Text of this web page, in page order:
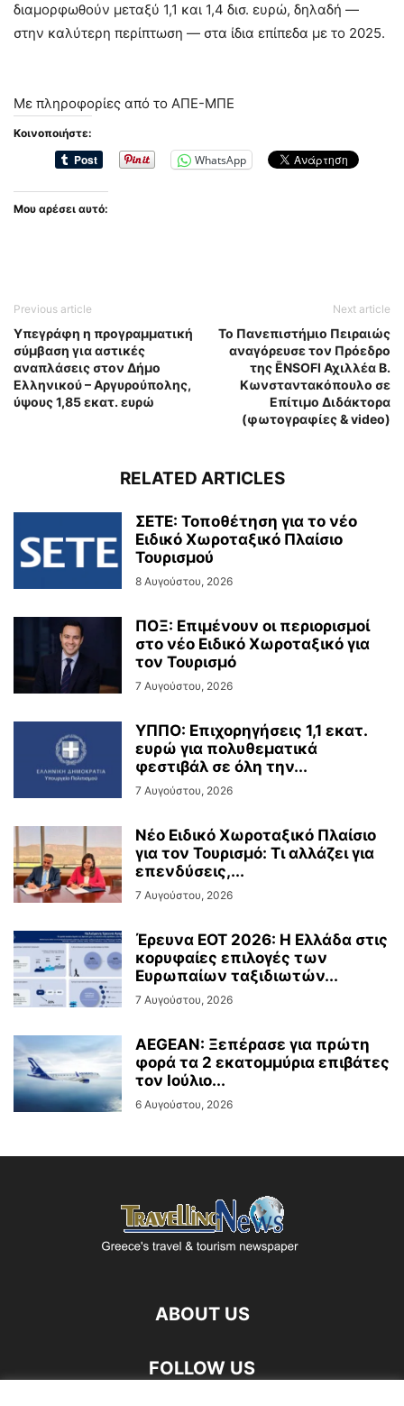
διαμορφωθούν μεταξύ 1,1 και 1,4 δισ. ευρώ, δηλαδή —
στην καλύτερη περίπτωση — στα ίδια επίπεδα με το 2025.
Με πληροφορίες από το ΑΠΕ-ΜΠΕ
Κοινοποιήστε:
WhatsApp
Μου αρέσει αυτό:
Previous article
Υπεγράφη η προγραμματική
σύμβαση για αστικές
αναπλάσεις στον Δήμο
Ελληνικού – Αργυρούπολης,
ύψους 1,85 εκατ. ευρώ
Next article
Το Πανεπιστήμιο Πειραιώς
αναγόρευσε τον Πρόεδρο
της ĒNSOFI Αχιλλέα Β.
Κωνσταντακόπουλο σε
Επίτιμο Διδάκτορα
(φωτογραφίες & video)
RELATED ARTICLES
ΣΕΤΕ: Τοποθέτηση για το νέο
Ειδικό Χωροταξικό Πλαίσιο
Τουρισμού
8 Αυγούστου, 2026
ΠΟΞ: Επιμένουν οι περιορισμοί
στο νέο Ειδικό Χωροταξικό για
τον Τουρισμό
7 Αυγούστου, 2026
ΥΠΠΟ: Επιχορηγήσεις 1,1 εκατ.
ευρώ για πολυθεματικά
φεστιβάλ σε όλη την...
7 Αυγούστου, 2026
Νέο Ειδικό Χωροταξικό Πλαίσιο
για τον Τουρισμό: Τι αλλάζει για
επενδύσεις,...
7 Αυγούστου, 2026
Έρευνα ΕΟΤ 2026: Η Ελλάδα στις
κορυφαίες επιλογές των
Ευρωπαίων ταξιδιωτών...
7 Αυγούστου, 2026
AEGEAN: Ξεπέρασε για πρώτη
φορά τα 2 εκατομμύρια επιβάτες
τον Ιούλιο...
6 Αυγούστου, 2026
ABOUT US
FOLLOW US